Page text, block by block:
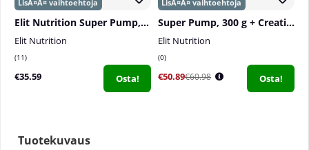
Elit Nutrition Super Pump, 300 g
Elit Nutrition
11
€35.59 Osta!
Super Pump, 300 g + Creatine Monohydrate, 300 g
Elit Nutrition
0
€50.89€60.98 Osta!
Tuotekuvaus